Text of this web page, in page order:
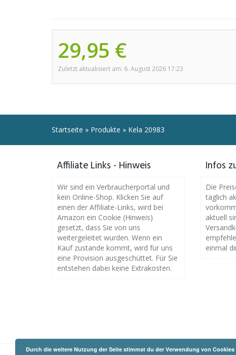
29,95 €
Zuletzt aktualisiert am: 6. August 2026 17:23
Startseite » Produkte » Kela 20983
Affiliate Links - Hinweis
Wir sind ein Verbraucherportal und
kein Online-Shop. Klicken Sie auf
einen der Affiliate-Links, wird bei
Amazon ein Cookie (Hinweis)
gesetzt, dass Sie von uns
weitergeleitet wurden. Wenn ein
Kauf zustande kommt, wird für uns
eine Provision ausgeschüttet. Für Sie
entstehen dabei keine Extrakosten.
Infos
Die
täglich
aktuell
einmal
Durch die weitere Nutzung der Seite stimmst du der Verwendung von Cookies